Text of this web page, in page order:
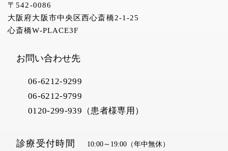
〒542-0086
大阪府大阪市中央区西心斎橋2-1-25
心斎橋W-PLACE3F
お問い合わせ先
06-6212-9299
06-6212-9799
0120-299-939（患者様専用）
診療受付時間 10:00～19:00 （年中無休）